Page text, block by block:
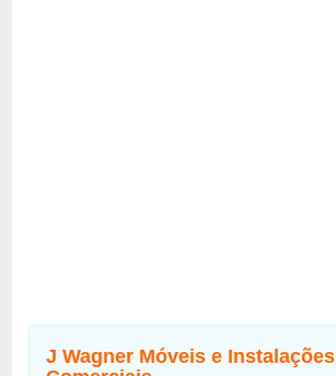
J Wagner Móveis e Instalações